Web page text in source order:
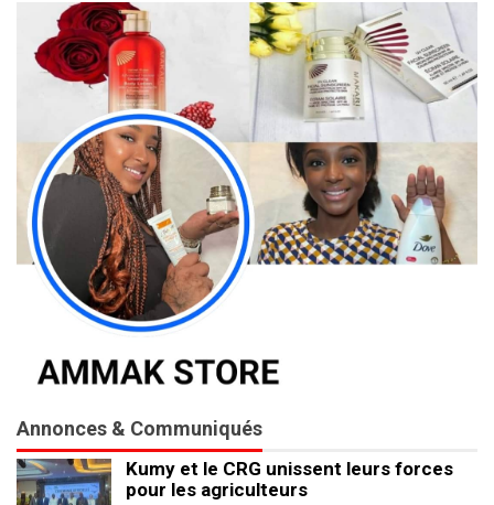
Annonces & Communiqués
Kumy et le CRG unissent leurs forces
pour les agriculteurs